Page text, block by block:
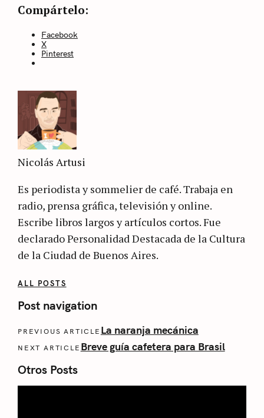
CategoriesSin
Compártelo:
Facebook
X
Pinterest
Nicolás Artusi
Es periodista y sommelier de café. Trabaja en
radio, prensa gráfica, televisión y online.
Escribe libros largos y artículos cortos. Fue
declarado Personalidad Destacada de la Cultura
de la Ciudad de Buenos Aires.
ALL POSTS
Post navigation
PREVIOUS ARTICLE La naranja mecánica
NEXT ARTICLE Breve guía cafetera para Brasil
Otros Posts